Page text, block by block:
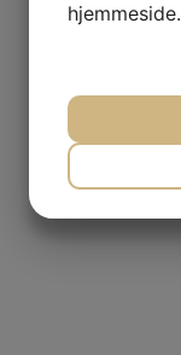
hjemmeside.